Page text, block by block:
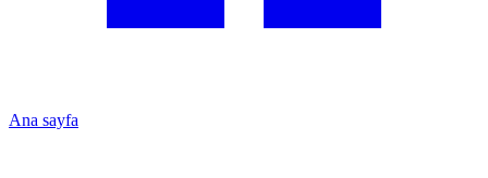
Ana sayfa